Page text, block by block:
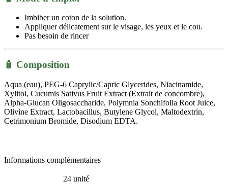
Imbiber un coton de la solution.
Appliquer délicatement sur le visage, les yeux et le cou.
Pas besoin de rincer
🧴 Composition
Aqua (eau), PEG-6 Caprylic/Capric Glycerides, Niacinamide,
Xylitol, Cucumis Sativus Fruit Extract (Extrait de concombre),
Alpha-Glucan Oligosaccharide, Polymnia Sonchifolia Root Juice,
Olivine Extract, Lactobacillus, Butylene Glycol, Maltodextrin,
Cetrimonium Bromide, Disodium EDTA.
Informations complémentaires
24 unité